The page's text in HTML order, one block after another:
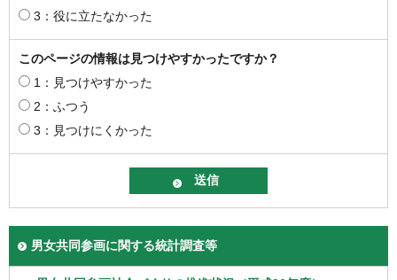
3：役に立たなかった
このページの情報は見つけやすかったですか？
1：見つけやすかった
2：ふつう
3：見つけにくかった
男女共同参画に関する統計調査等